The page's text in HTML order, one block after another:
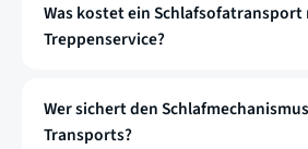
Was kostet ein
Treppenservice?
Wer sichert den
Transports?